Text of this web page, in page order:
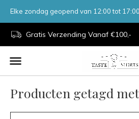
Gratis Verzending Vanaf €100,-
Elke zondag geopend van 12:00 tot
Producten getagd